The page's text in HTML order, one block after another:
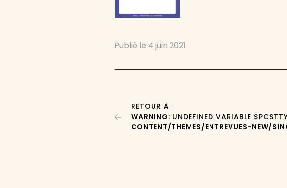
Publié le 4 juin 2021
RETOUR À :
WARNING: UNDEFINED VARIABLE
CONTENT/THEMES/ENTREVUES-NEW/